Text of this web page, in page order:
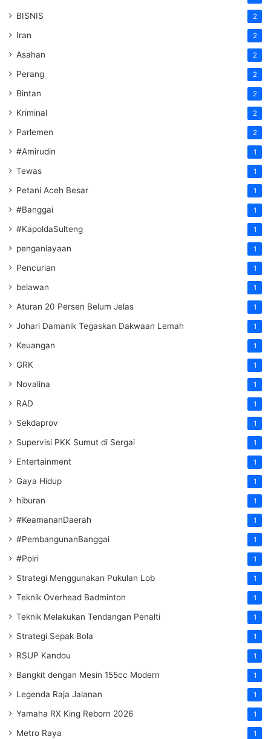
BISNIS 2
Iran 2
Asahan 2
Perang 2
Bintan 2
Kriminal 2
Parlemen 2
#Amirudin 1
Tewas 1
Petani Aceh Besar 1
#Banggai 1
#KapoldaSulteng 1
penganiayaan 1
Pencurian 1
belawan 1
Aturan 20 Persen Belum Jelas 1
Johari Damanik Tegaskan Dakwaan Lemah 1
Keuangan 1
GRK 1
Novalina 1
RAD 1
Sekdaprov 1
Supervisi PKK Sumut di Sergai 1
Entertainment 1
Gaya Hidup 1
hiburan 1
#KeamananDaerah 1
#PembangunanBanggai 1
#Polri 1
Strategi Menggunakan Pukulan Lob 1
Teknik Overhead Badminton 1
Teknik Melakukan Tendangan Penalti 1
Strategi Sepak Bola 1
RSUP Kandou 1
Bangkit dengan Mesin 155cc Modern 1
Legenda Raja Jalanan 1
Yamaha RX King Reborn 2026 1
Metro Raya 1